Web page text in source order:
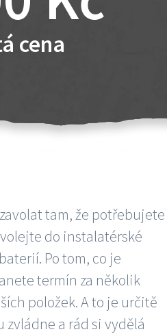
cena
tam, že potřebujete
do instalatérské
Po tom, co je
termín za několik
položek. A to je určitě
a rád si vydělá